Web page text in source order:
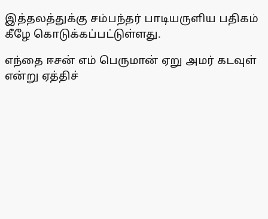
இத்தலத்துக்கு சம்பந்தர் பாடியருளிய பதிகம்
கீழே கொடுக்கப்பட்டுள்ளது.
எந்தை ஈசன் எம் பெருமான் ஏறு அமர் கடவுள்
என்று ஏத்திச்